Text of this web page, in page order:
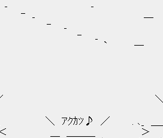
,: ` ＜
∧ /
//∧
彡
♪ ／ ＼ ｱｸｶ
ｱｸｶﾂ♪ ／ . ､_ ＿
＜ ＿ ＿＿＿